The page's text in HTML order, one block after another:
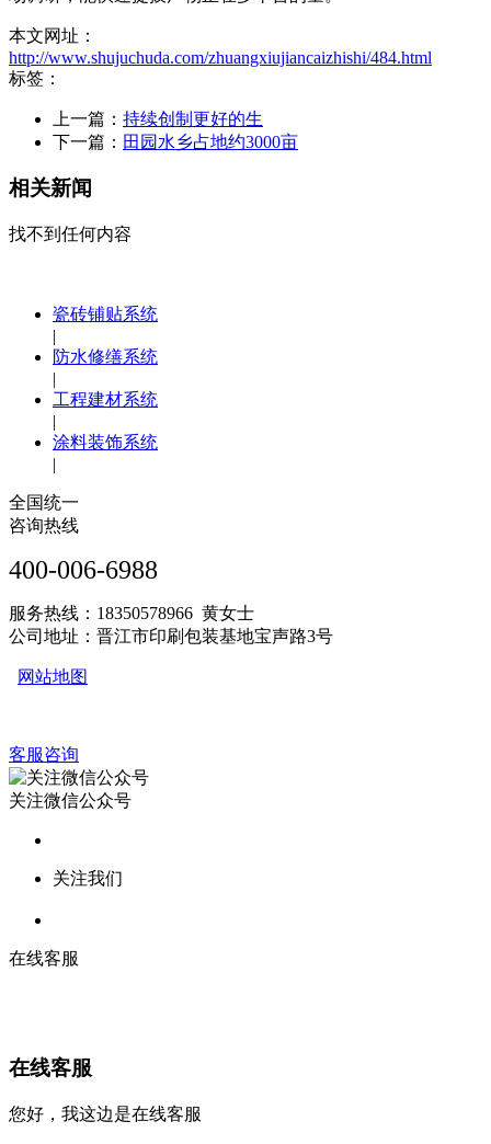
本文网址：
http://www.shujuchuda.com/zhuangxiujiancaizhishi/484.html
标签：
上一篇： 持续创制更好的生
下一篇： 田园水乡占地约3000亩
相关新闻
找不到任何内容
瓷砖铺贴系统
|
防水修缮系统
|
工程建材系统
|
涂料装饰系统
|
全国统一
咨询热线
400-006-6988
服务热线：18350578966 黄女士
公司地址：晋江市印刷包装基地宝声路3号
网站地图
客服咨询
关注微信公众号
关注我们
在线客服
在线客服
您好，我这边是在线客服